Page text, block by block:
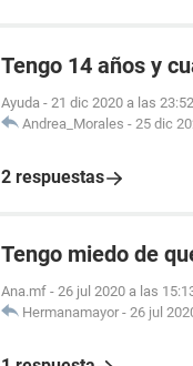
Tengo 14 años y
Ayuda - 21 dic 2020 a las 23:52
Andrea_Morales - 25 dic
2 respuestas
Tengo miedo de
Ana.mf - 26 jul 2020 a las
Hermanamayor - 26 jul